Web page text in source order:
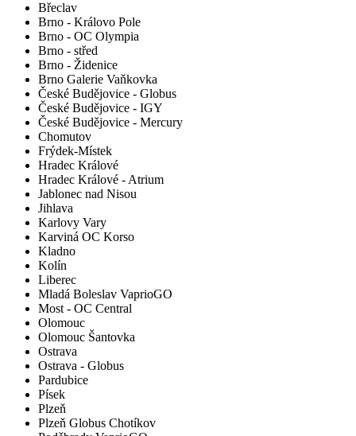
Břeclav
Brno - Královo Pole
Brno - OC Olympia
Brno - střed
Brno - Židenice
Brno Galerie Vaňkovka
České Budějovice - Globus
České Budějovice - IGY
České Budějovice - Mercury
Chomutov
Frýdek-Místek
Hradec Králové
Hradec Králové - Atrium
Jablonec nad Nisou
Jihlava
Karlovy Vary
Karviná OC Korso
Kladno
Kolín
Liberec
Mladá Boleslav VaprioGO
Most - OC Central
Olomouc
Olomouc Šantovka
Ostrava
Ostrava - Globus
Pardubice
Písek
Plzeň
Plzeň Globus Chotíkov